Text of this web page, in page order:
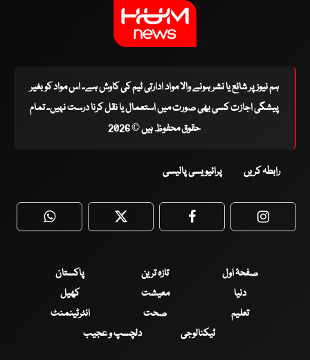
ہم نیوز پر شائع یا نشر ہونے والا مواد ادارتی ٹیم کی کاوش ہے۔ اس مواد کو بغیر
پیشگی اجازت کسی بھی صورت میں استعمال یا نقل کرنا درست نہیں۔ تمام
حقوق محفوظ ہیں © 2026
رابطہ کریں پرائیویسی پالیسی
WhatsApp Twitter Facebook
صفحۂ اول تازہ ترین
پاکستان
دنیا
معیشت
کھیل
تعلیم
صحت
انٹرٹینمنٹ
ٹیکنالوجی
دلچسپ و عجیب